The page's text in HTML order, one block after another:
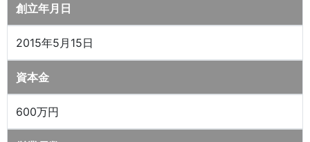
創立年月日
2015年5月15日
資本金
600万円